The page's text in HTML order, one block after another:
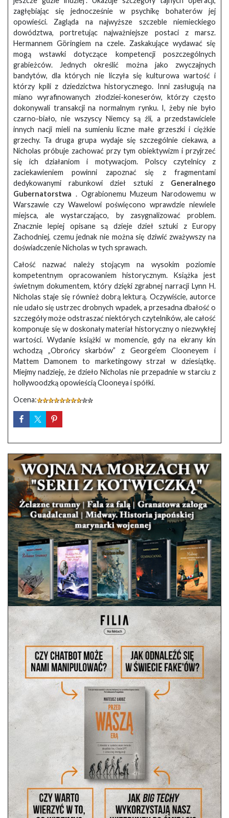
zagłębiając się jednocześnie w psychikę bohaterów jej
opowieści. Zagląda na najwyższe szczeble niemieckiego
dowództwa, portretując najważniejsze postaci z marsz.
Hermannem Göringiem na czele. Zaskakujące wydawać się
mogą wstawki dotyczące kompetencji poszczególnych
grabieżców. Jednych określić można jako zwyczajnych
bandytów, dla których nie liczyła się kulturowa wartość i
którzy kpili z dziedzictwa historycznego. Inni zasługują na
miano wyrafinowanych złodziei-koneserów, którzy często
dokonywali transakcji na normalnym rynku. I, żeby nie było
czarno-biało, nie wszyscy Niemcy są źli, a przedstawiciele
innych nacji mieli na sumieniu liczne małe grzeszki i ciężkie
grzechy. Ta druga grupa wydaje się szczególnie ciekawa, a
Nicholas próbuje zachować przy tym obiektywizm i przyjrzeć
się ich działaniom i motywacjom. Polscy czytelnicy z
zaciekawieniem powinni zapoznać się z fragmentami
dedykowanymi rabunkowi dzieł sztuki z Generalnego
Gubernatorstwa . Ograbionemu Muzeum Narodowemu w
Warszawie czy Wawelowi poświęcono wprawdzie niewiele
miejsca, ale wystarczająco, by zasygnalizować problem.
Znacznie lepiej opisane są dzieje dzieł sztuki z Europy
Zachodniej, czemu jednak nie można się dziwić zważywszy na
doświadczenie Nicholas w tych sprawach.
Całość nazwać należy stojącym na wysokim poziomie
kompetentnym opracowaniem historycznym. Książka jest
świetnym dokumentem, który dzięki zgrabnej narracji Lynn H.
Nicholas staje się również dobrą lekturą. Oczywiście, autorce
nie udało się ustrzec drobnych wpadek, a przesadna dbałość o
szczegóły może odstraszać niektórych czytelników, ale całość
komponuje się w doskonały materiał historyczny o niezwykłej
wartości. Wydanie książki w momencie, gdy na ekrany kin
wchodzą „Obrońcy skarbów” z George’em Clooneyem i
Mattem Damonem to marketingowy strzał w dziesiątkę.
Miejmy nadzieję, że dzieło Nicholas nie przepadnie w starciu z
hollywoodzką opowieścią Clooneya i spółki.
Ocena: